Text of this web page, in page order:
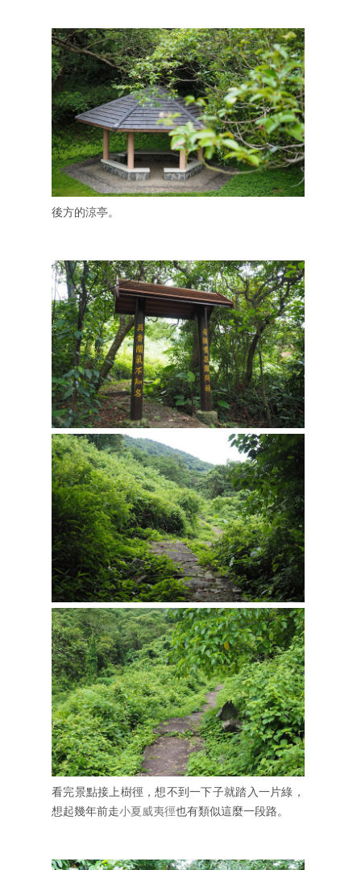
後方的涼亭。
看完景點接上樹徑，想不到一下子就踏入一片綠，
想起幾年前走小夏威夷徑也有類似這麼一段路。